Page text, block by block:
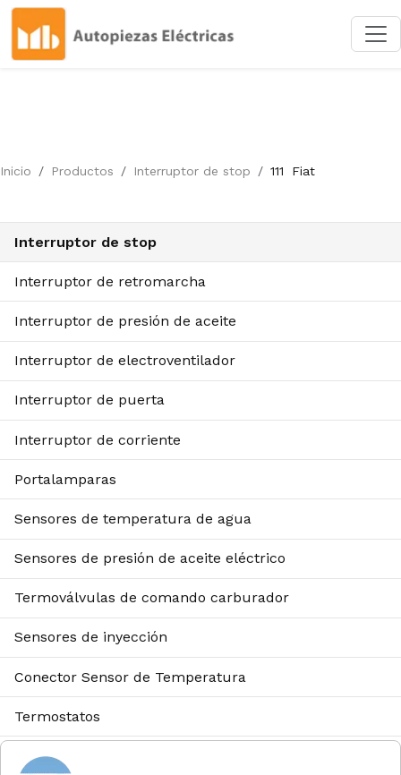
Inicio Productos Interruptor de stop 111 Fiat
Interruptor de stop
Interruptor de retromarcha
Interruptor de presión de aceite
Interruptor de electroventilador
Interruptor de puerta
Interruptor de corriente
Portalamparas
Sensores de temperatura de agua
Sensores de presión de aceite eléctrico
Termoválvulas de comando carburador
Sensores de inyección
Conector Sensor de Temperatura
Termostatos